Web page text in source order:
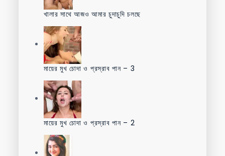
খালার সাথে আজও আমার চুদাচুদি চলছে
মায়ের মুখ চোদা ও প্রস্রাব পান – 3
মায়ের মুখ চোদা ও প্রস্রাব পান – 2